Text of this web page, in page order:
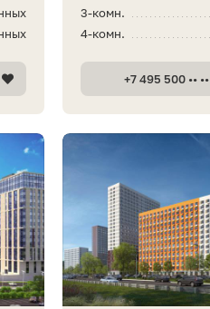
3-комн.
4-комн.
+7 495 500 •• ••